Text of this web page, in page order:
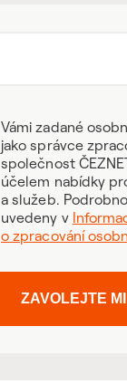
Vámi zadané
jako správce
společnost
účelem nabídky
a služeb.
uvedeny v
o zpracování
ZAVOLEJTE MI